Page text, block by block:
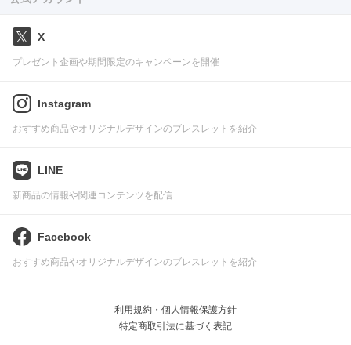
X
プレゼント企画や期間限定のキャンペーンを開催
Instagram
おすすめ商品やオリジナルデザインのブレスレットを紹介
LINE
新商品の情報や関連コンテンツを配信
Facebook
おすすめ商品やオリジナルデザインのブレスレットを紹介
利用規約・個人情報保護方針
特定商取引法に基づく表記